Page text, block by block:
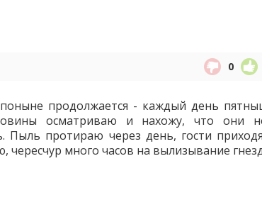
0
продолжается - каждый день
осматриваю и нахожу, что они
протираю через день, гости
чересчур много часов на вылизывание